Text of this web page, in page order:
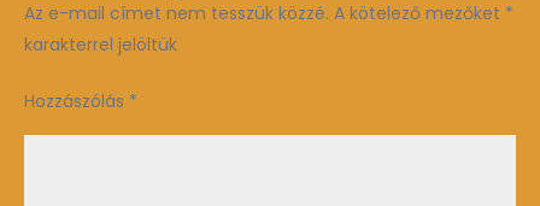
Az e-mail címet nem tesszük közzé. A kötelező mezőket *
karakterrel jelöltük
Hozzászólás *